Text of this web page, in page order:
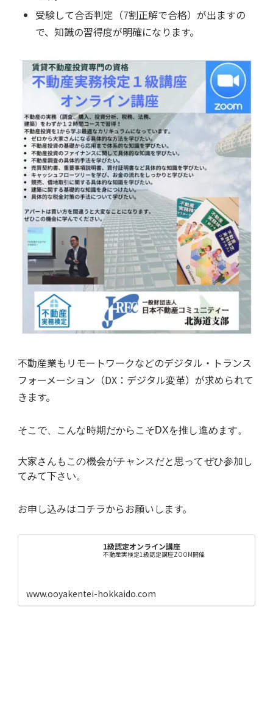
受験して合否判定（7割正解で合格）が出ますの
で、知識の習得度が明確になります。
不動産業もリモートワークなどのデジタル・トランス
フォーメーション（DX：デジタル変革）が求められて
きます。
そこで、こんな時期だからこそDXを推し進めます。
大家さんもこの機会がチャンスだと思ってぜひ参加し
てみて下さい。
お申し込みはコチラからお願いします。
1級認定オンライン講座
不動産実検定1級認定講座ZOOM開催
www.ooyakentei-hokkaido.com